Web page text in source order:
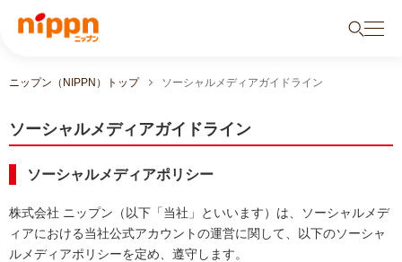
ニップン（NIPPN）トップ ソーシャルメディアガイドライン
ソーシャルメディアガイドライン
ソーシャルメディアポリシー
株式会社 ニップン（以下「当社」といいます）は、ソーシャルメデ
ィアにおける当社公式アカウントの運営に関して、以下のソーシャ
ルメディアポリシーを定め、遵守します。